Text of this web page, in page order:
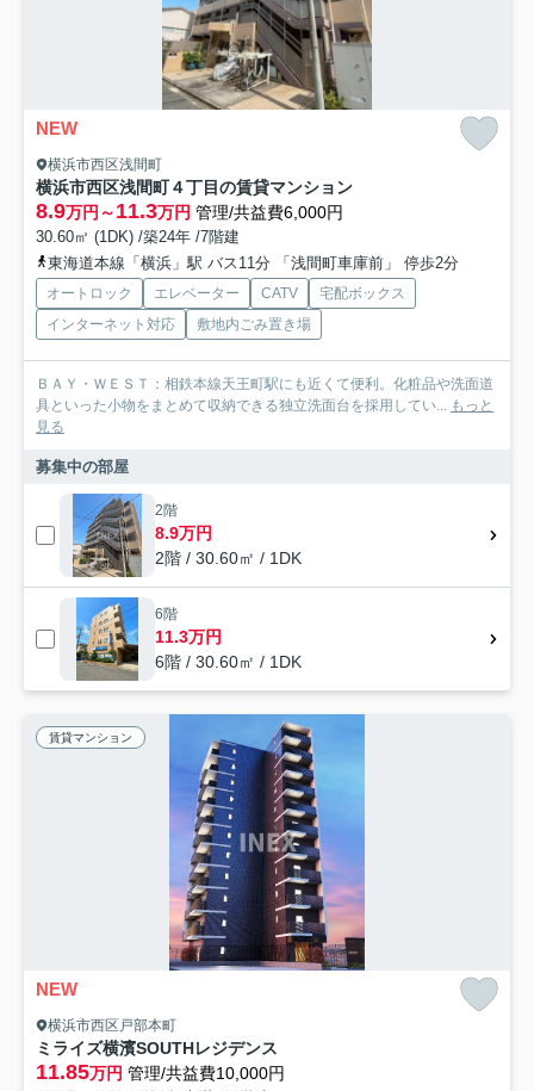
NEW
横浜市西区浅間町
横浜市西区浅間町４丁目の賃貸マンション
8.9万円～11.3万円 管理/共益費6,000円
30.60㎡ (1DK) /築24年 /7階建
東海道本線「横浜」駅 バス11分 「浅間町車庫前」 停歩2分
オートロック エレベーター CATV
宅配ボックス
インターネット対応
敷地内ごみ置き場
ＢＡＹ・ＷＥＳＴ：相鉄本線天王町駅にも近くて便利。化粧品や洗面道
具といった小物をまとめて収納できる独立洗面台を採用してい... もっと
見る
募集中の部屋
2階
8.9万円
2階 / 30.60㎡ / 1DK
6階
11.3万円
6階 / 30.60㎡ / 1DK
賃貸マンション
NEW
横浜市西区戸部本町
ミライズ横濱SOUTHレジデンス
11.85万円 管理/共益費10,000円